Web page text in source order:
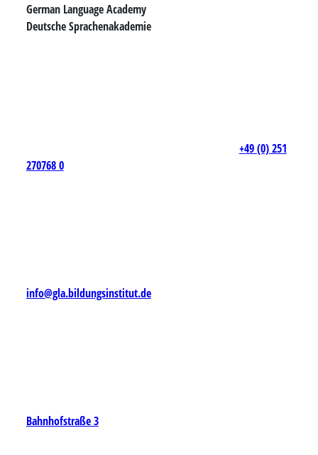
German Language Academy
Deutsche Sprachenakademie
+49 (0) 251
270768 0
info@gla.bildungsinstitut.de
Bahnhofstraße 3